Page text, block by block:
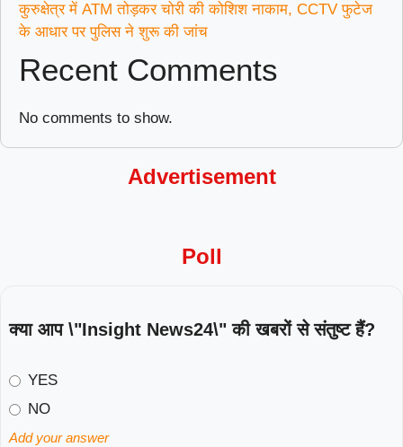
कुरुक्षेत्र में ATM तोड़कर चोरी की कोशिश नाकाम, CCTV फुटेज
के आधार पर पुलिस ने शुरू की जांच
Recent Comments
No comments to show.
Advertisement
Poll
क्या आप \"Insight News24\" की खबरों से संतुष्ट हैं?
YES
NO
Add your answer